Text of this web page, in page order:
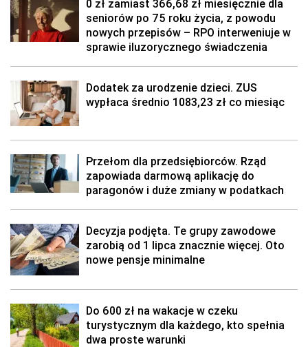
0 zł zamiast 366,68 zł miesięcznie dla
seniorów po 75 roku życia, z powodu
nowych przepisów – RPO interweniuje w
sprawie iluzorycznego świadczenia
Dodatek za urodzenie dzieci. ZUS
wypłaca średnio 1083,23 zł co miesiąc
Przełom dla przedsiębiorców. Rząd
zapowiada darmową aplikację do
paragonów i duże zmiany w podatkach
Decyzja podjęta. Te grupy zawodowe
zarobią od 1 lipca znacznie więcej. Oto
nowe pensje minimalne
Do 600 zł na wakacje w czeku
turystycznym dla każdego, kto spełnia
dwa proste warunki